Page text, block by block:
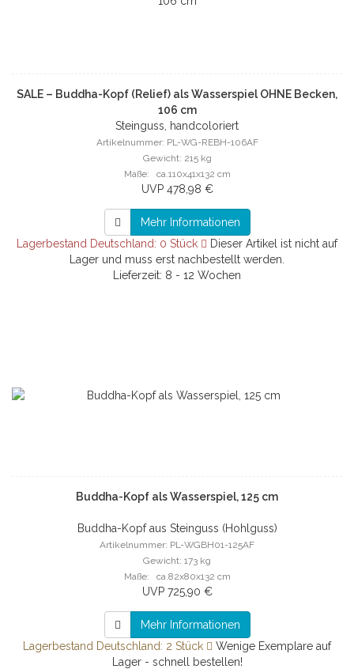
SALE – Buddha-Kopf (Relief) als Wasserspiel OHNE Becken,
106 cm
Steinguss, handcoloriert
Artikelnummer: PL-WG-REBH-106AF
Gewicht: 215 kg
Maße: ca.110x41x132 cm
UVP 478,98 €
Mehr Informationen
Lagerbestand Deutschland: 0 Stück
Dieser Artikel ist nicht auf
Lager und muss erst nachbestellt werden.
Lieferzeit: 8 - 12 Wochen
Buddha-Kopf als Wasserspiel, 125 cm
Buddha-Kopf aus Steinguss (Hohlguss)
Artikelnummer: PL-WGBH01-125AF
Gewicht: 173 kg
Maße: ca.82x80x132 cm
UVP 725,90 €
Mehr Informationen
Lagerbestand Deutschland: 2 Stück
Wenige Exemplare auf
Lager - schnell bestellen!